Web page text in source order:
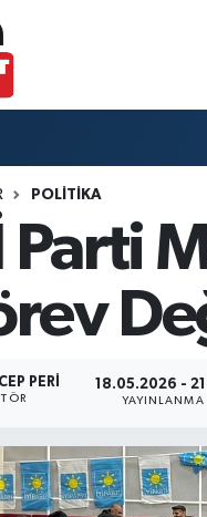
POLITIKA
Parti
PERI 18.05.2026 -
YAYINLANMA
ve Fikstür